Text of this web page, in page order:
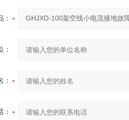
：
：
：
：